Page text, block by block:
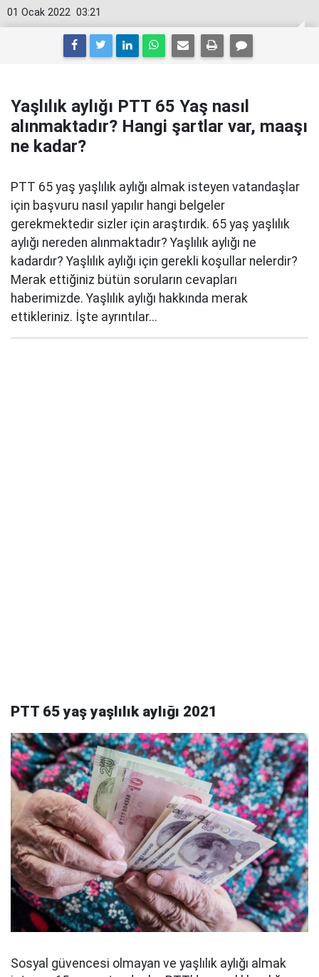
03:21
01 Ocak 2022
Yaşlılık aylığı PTT 65 Yaş nasıl
alınmaktadır? Hangi şartlar var, maaşı
ne kadar?
PTT 65 yaş yaşlılık aylığı almak isteyen vatandaşlar
için başvuru nasıl yapılır hangi belgeler
gerekmektedir sizler için araştırdık. 65 yaş yaşlılık
aylığı nereden alınmaktadır? Yaşlılık aylığı ne
kadardır? Yaşlılık aylığı için gerekli koşullar nelerdir?
Merak ettiğiniz bütün soruların cevapları
haberimizde. Yaşlılık aylığı hakkında merak
ettikleriniz. İşte ayrıntılar...
PTT 65 yaş yaşlılık aylığı 2021
Sosyal güvencesi olmayan ve yaşlılık aylığı almak